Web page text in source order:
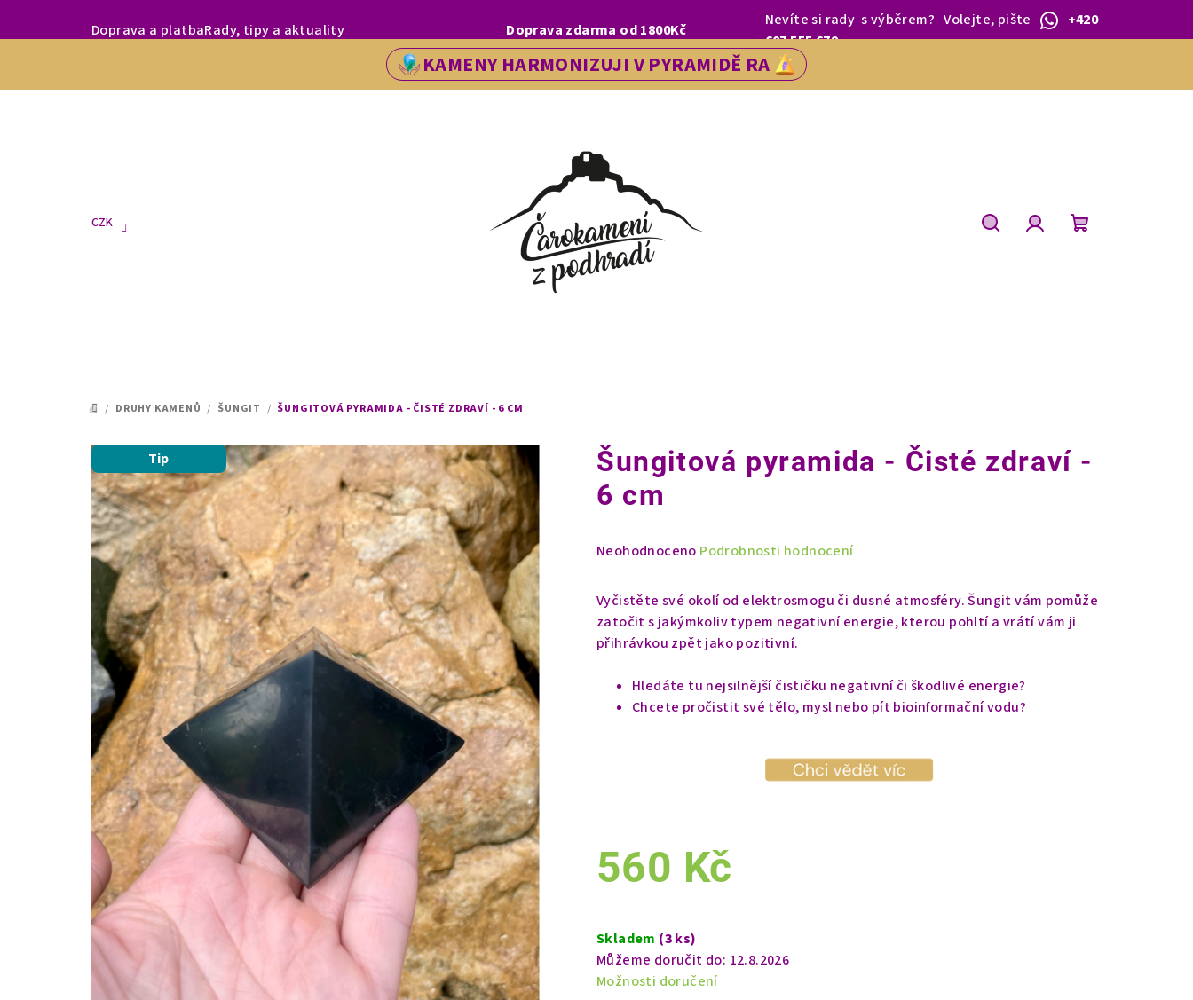
MILÍ ZÁKAZNÍCI, LETOS SE NA VÁS V NAŠÍ PRODEJNĚ V ŘEDHOŠTI BUDEME TĚŠIT OD 1.BŘEZNA.
Doprava a platbaRady, tipy a aktuality Doprava zdarma od 1800Kč
Nevíte si rady s výběrem?Volejte, pište
+420
607 555 679
KAMENY HARMONIZUJI V PYRAMIDĚ RA
CZK
DOMŮ
/ DRUHY KAMENŮ / ŠUNGIT / ŠUNGITOVÁ PYRAMIDA - ČISTÉ ZDRAVÍ - 6 CM
Šungitová pyramida - Čisté zdraví -
6 cm
Průměrné
produktu
je
0,0
z
hvězdiček.
Neohodnoceno Podrobnosti hodnocení
Vyčistěte své okolí od elektrosmogu či dusné atmosféry. Šungit vám pomůže
zatočit s jakýmkoliv typem negativní energie, kterou pohltí a vrátí vám ji
přihrávkou zpět jako pozitivní.
Hledáte tu nejsilnější čističku negativní či škodlivé energie?
Chcete pročistit své tělo, mysl nebo pít bioinformační vodu?
560 Kč
cena:
Skladem (3 ks)
Můžeme doručit do: 12.8.2026
Možnosti doručení
Tip